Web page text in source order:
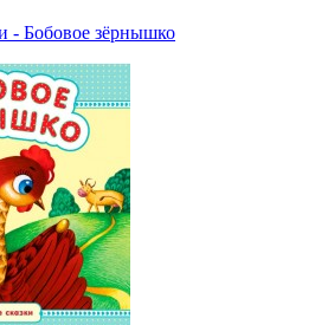
- Бобовое зёрнышко